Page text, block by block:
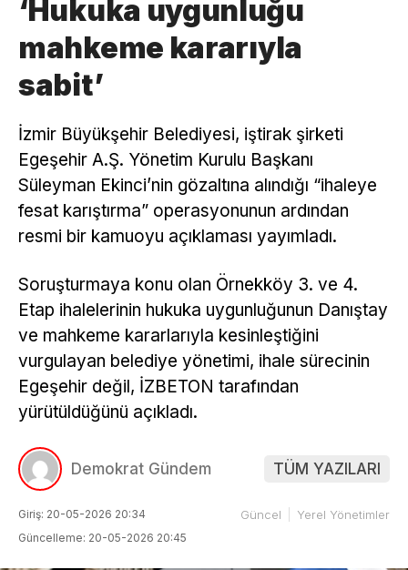
‘Hukuka uygunluğu
mahkeme kararıyla
sabit’
İzmir Büyükşehir Belediyesi, iştirak şirketi
Egeşehir A.Ş. Yönetim Kurulu Başkanı
Süleyman Ekinci’nin gözaltına alındığı “ihaleye
fesat karıştırma” operasyonunun ardından
resmi bir kamuoyu açıklaması yayımladı.
Soruşturmaya konu olan Örnekköy 3. ve 4.
Etap ihalelerinin hukuka uygunluğunun Danıştay
ve mahkeme kararlarıyla kesinleştiğini
vurgulayan belediye yönetimi, ihale sürecinin
Egeşehir değil, İZBETON tarafından
yürütüldüğünü açıkladı.
Demokrat Gündem TÜM YAZILARI
Giriş: 20-05-2026 20:34
Güncelleme: 20-05-2026 20:45
Güncel Yerel Yönetimler